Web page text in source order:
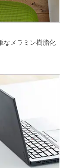
なメラミン樹脂化